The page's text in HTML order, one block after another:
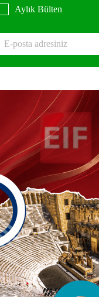
Aylık Bülten